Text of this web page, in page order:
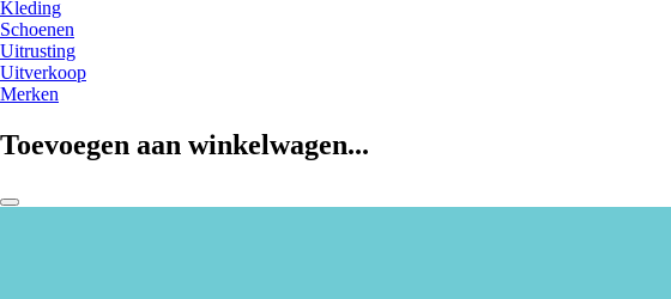
Kleding
Schoenen
Uitrusting
Uitverkoop
Merken
Toevoegen aan winkelwagen...